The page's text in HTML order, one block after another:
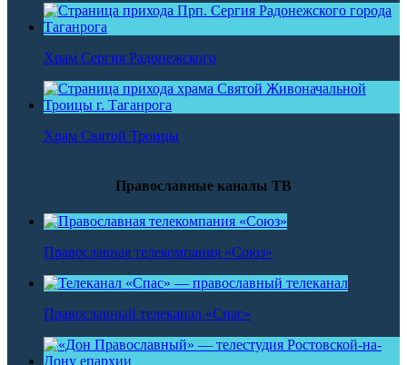
Храм Сергия Радонежского
Храм Святой Троицы
Православные каналы ТВ
Православная телекомпания «Союз»
Православный телеканал «Спас»